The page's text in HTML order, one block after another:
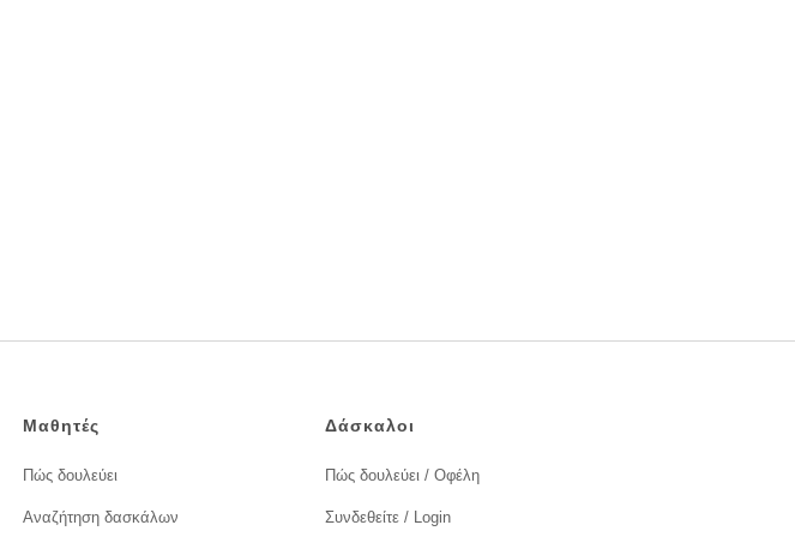
Μαθητές
Πώς δουλεύει
Αναζήτηση δασκάλων
Δάσκαλοι
Πώς δουλεύει / Οφέλη
Συνδεθείτε / Login